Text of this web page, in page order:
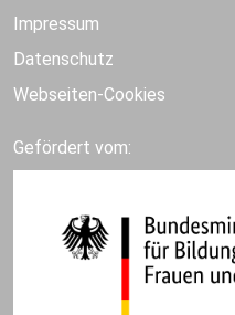
Impressum
Datenschutz
Webseiten-Cookies
Gefördert vom: